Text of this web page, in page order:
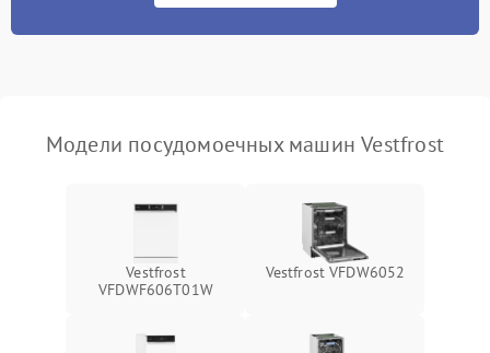
Модели посудомоечных машин Vestfrost
Vestfrost
VFDWF606T01W
Vestfrost VFDW6052